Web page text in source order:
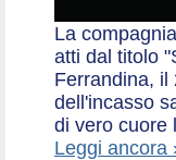
La
atti dal titolo
Ferrandina, il
dell'incasso
di vero cuore
Leggi ancora